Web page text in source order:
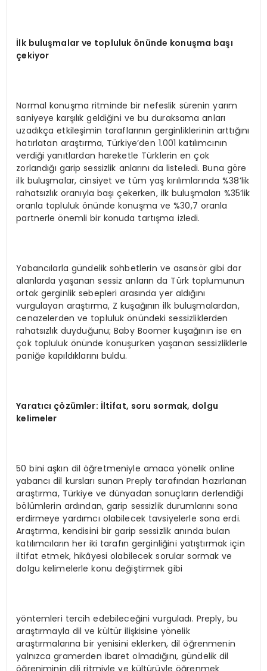
İlk buluşmalar ve topluluk önünde konuşma başı
çekiyor
Normal konuşma ritminde bir nefeslik sürenin yarım
saniyeye karşılık geldiğini ve bu duraksama anları
uzadıkça etkileşimin taraflarının gerginliklerinin arttığını
hatırlatan araştırma, Türkiye’den 1.001 katılımcının
verdiği yanıtlardan hareketle Türklerin en çok
zorlandığı garip sessizlik anlarını da listeledi. Buna göre
ilk buluşmalar, cinsiyet ve tüm yaş kırılımlarında %38’lik
rahatsızlık oranıyla başı çekerken, ilk buluşmaları %35’lik
oranla topluluk önünde konuşma ve %30,7 oranla
partnerle önemli bir konuda tartışma izledi.
Yabancılarla gündelik sohbetlerin ve asansör gibi dar
alanlarda yaşanan sessiz anların da Türk toplumunun
ortak gerginlik sebepleri arasında yer aldığını
vurgulayan araştırma, Z kuşağının ilk buluşmalardan,
cenazelerden ve topluluk önündeki sessizliklerden
rahatsızlık duyduğunu; Baby Boomer kuşağının ise en
çok topluluk önünde konuşurken yaşanan sessizliklerle
paniğe kapıldıklarını buldu.
Yaratıcı çözümler: İltifat, soru sormak, dolgu
kelimeler
50 bini aşkın dil öğretmeniyle amaca yönelik online
yabancı dil kursları sunan Preply tarafından hazırlanan
araştırma, Türkiye ve dünyadan sonuçların derlendiği
bölümlerin ardından, garip sessizlik durumlarını sona
erdirmeye yardımcı olabilecek tavsiyelerle sona erdi.
Araştırma, kendisini bir garip sessizlik anında bulan
katılımcıların her iki tarafın gerginliğini yatıştırmak için
iltifat etmek, hikâyesi olabilecek sorular sormak ve
dolgu kelimelerle konu değiştirmek gibi
yöntemleri tercih edebileceğini vurguladı. Preply, bu
araştırmayla dil ve kültür ilişkisine yönelik
araştırmalarına bir yenisini eklerken, dil öğrenmenin
yalnızca gramerden ibaret olmadığını, gündelik dil